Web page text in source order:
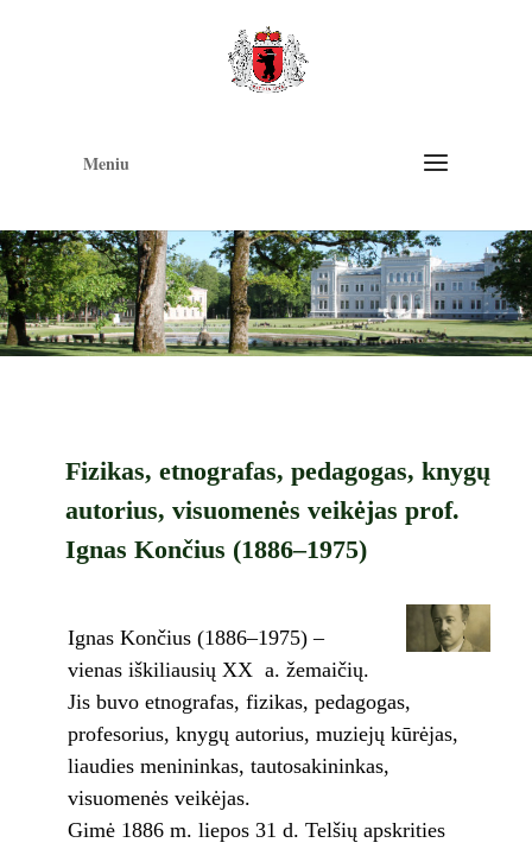
Meniu
Fizikas, etnografas, pedagogas, knygų
autorius, visuomenės veikėjas prof.
Ignas Končius (1886–1975)
Ignas Končius (1886–1975) –
vienas iškiliausių XX a. žemaičių.
Jis buvo etnografas, fizikas, pedagogas,
profesorius, knygų autorius, muziejų kūrėjas,
liaudies menininkas, tautosakininkas,
visuomenės veikėjas.
Gimė 1886 m. liepos 31 d. Telšių apskrities